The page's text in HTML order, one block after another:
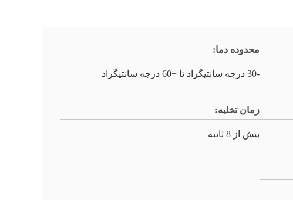
محدوده دما:
-30 درجه سانتیگراد تا +60 درجه سانتیگراد
زمان تخلیه:
بیش از 8 ثانیه